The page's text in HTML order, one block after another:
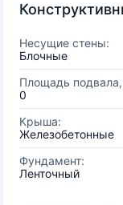
Несущие стены:
Блочные
Площадь
0
Крыша:
Железобетонные
Фундамент:
Ленточный